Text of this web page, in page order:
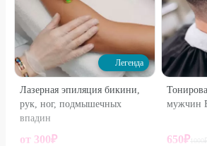
КОНСУЛЬТАЦИИ У ВРАЧА
ОКАЗЫВАЕМЫМ УСЛУГАМ И
ПРОТИВОПОКАЗАНИЯМ.
Легенда
Лазерная эпиляция бикини,
рук, ног, подмышечных
впадин
от 300₽
мужчин
650₽1000